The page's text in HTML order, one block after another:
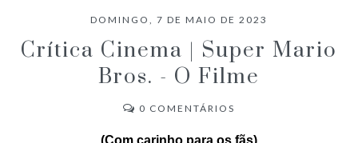
DOMINGO, 7 DE MAIO DE 2023
Crítica Cinema | Super Mario
Bros. - O Filme
0 COMENTÁRIOS
(Com carinho para os fãs)